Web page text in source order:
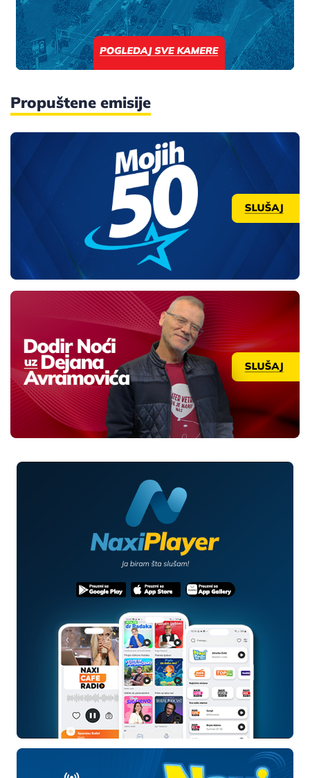
Propuštene emisije